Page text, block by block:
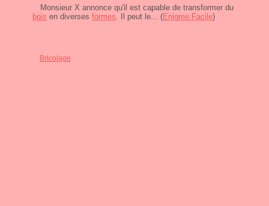
Monsieur X annonce qu'il est capable de transformer du
bois en diverses formes. Il peut le... (Enigme Facile)
Bricolage